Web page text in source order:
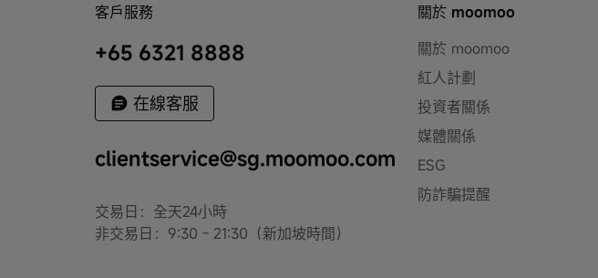
Facebook Contest Terms & Conditions
Official - May 2023
送福利，把握潛在投資機遇 - 23年2月至5
申購Pasture Holdings Ltd. IPO，必得現金
券！- 2023年6月
新人大禮包 - 2023年3月至5月
客戶服務
+65 6321 8888
在線客服
clientservice@sg.moomoo.com
交易日：全天24小時
非交易日：9:30 - 21:30（新加坡時間）
關於 moomoo
關於 moomoo
紅人計劃
投資者關係
媒體關係
ESG
防詐騙提醒